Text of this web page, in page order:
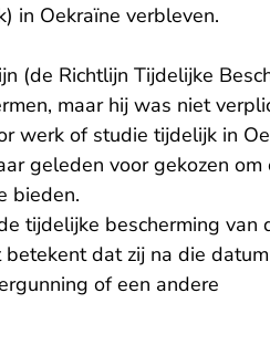
in Oekraïne verbleven.
(de Richtlijn Tijdelijke
maar hij was niet
werk of studie tijdelijk in
geleden voor gekozen om
bieden.
tijdelijke bescherming van
dat zij na die
of een andere